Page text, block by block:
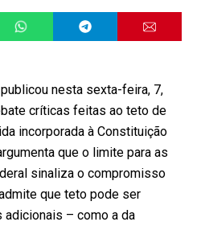
nesta sexta-feira, 7,
críticas feitas ao teto de
incorporada à Constituição
que o limite para as
sinaliza o compromisso
que teto pode ser
– como a da